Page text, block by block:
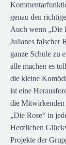
genau den
Auch wenn „Die
Julianes falscher
ganze Schule zu
alle machen es
die kleine
ist eine
die Mitwirkenden
„Die Rose“ in
Herzlichen
Projekte der